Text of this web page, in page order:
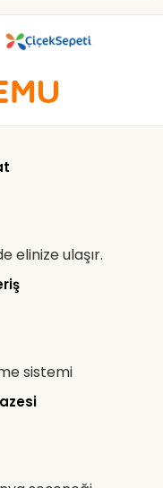
elinize ulaşır.
sistemi